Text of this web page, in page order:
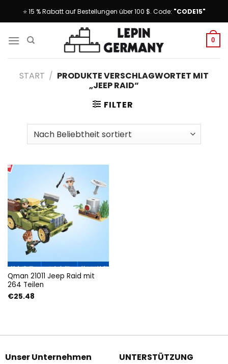
⭐ 15 % Rabatt auf Bestellungen über 100 $. Code: "CODE15"
0
START / PRODUKTE VERSCHLAGWORTET MIT
„JEEP RAID“
FILTER
Qman 21011 Jeep Raid mit
264 Teilen
€25.48
Unser Unternehmen
UNTERSTÜTZUNG